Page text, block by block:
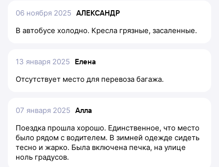
06 ноября 2025 АЛЕКСАНДР
В автобусе холодно. Кресла грязные, засаленные.
13 января 2025
Елена
Отсутствует место для перевоза багажа.
07 января 2025 Алла
Поездка прошла хорошо. Единственное, что место
было рядом с водителем. В зимней одежде сидеть
тесно и жарко. Была включена печка, на улице
ноль градусов.